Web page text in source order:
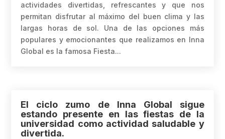
actividades divertidas, refrescantes y que nos
permitan disfrutar al máximo del buen clima y las
largas horas de sol. Una de las opciones más
populares y emocionantes que realizamos en Inna
Global es la famosa Fiesta...
El ciclo zumo de Inna Global sigue
estando presente en las fiestas de la
universidad como actividad saludable y
divertida.